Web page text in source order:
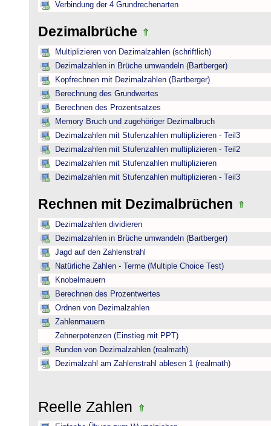
Verbindung der 4 Grundrechenarten
Dezimalbrüche
Multiplizieren von Dezimalzahlen (schriftlich)
Dezimalzahlen in Brüche umwandeln (Bartberger)
Kopfrechnen mit Dezimalzahlen (Bartberger)
Berechnung des Grundwertes
Berechnen des Prozentsatzes
Memory Bruch und zugehöriger Dezimalbruch
Dezimalzahlen mit Stufenzahlen multiplizieren - Teil3
Dezimalzahlen mit Stufenzahlen multiplizieren - Teil2
Dezimalzahlen mit Stufenzahlen multiplizieren
Dezimalzahlen mit Stufenzahlen multiplizieren - Teil3
Rechnen mit Dezimalbrüchen
Dezimalzahlen dividieren
Dezimalzahlen in Brüche umwandeln (Bartberger)
Jagd auf den Zahlenstrahl
Natürliche Zahlen - Terme (Multiple Choice Test)
Knobelmauern
Berechnen des Prozentwertes
Ordnen von Dezimalzahlen
Zahlenmauern
Zehnerpotenzen (Einstieg mit PPT)
Runden von Dezimalzahlen (realmath)
Dezimalzahl am Zahlenstrahl ablesen 1 (realmath)
Reelle Zahlen